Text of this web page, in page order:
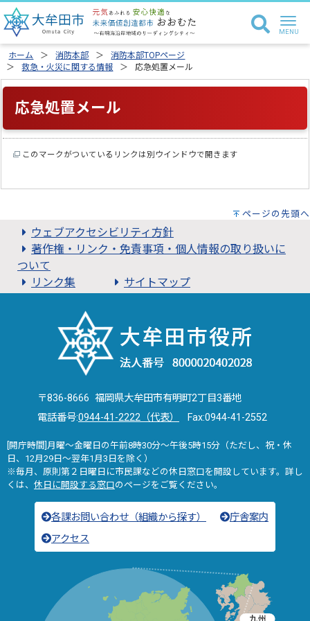
ホーム 消防本部
消防本部TOPページ
救急・火災に関する情報
応急処置メール
応急処置メール
このマークがついているリンクは別ウインドウで開きます
ページの先頭へ
ウェブアクセシビリティ方針
著作権・リンク・免責事項・個人情報の取り扱いに
ついて
リンク集
サイトマップ
〒836-8666 福岡県大牟田市有明町2丁目3番地
電話番号:0944-41-2222（代表） Fax:0944-41-2552
[開庁時間]月曜～金曜日の午前8時30分～午後5時15分（ただし、祝・休
日、12月29日～翌年1月3日を除く）
※毎月、原則第２日曜日に市民課などの休日窓口を開設しています。詳し
くは、 休日に開設する窓口のページをご覧ください。
各課お問い合わせ（組織から探す）
庁舎案内
アクセス